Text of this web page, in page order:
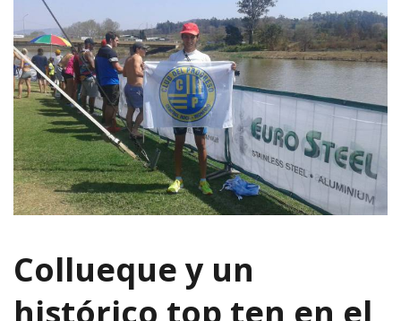
Collueque y un